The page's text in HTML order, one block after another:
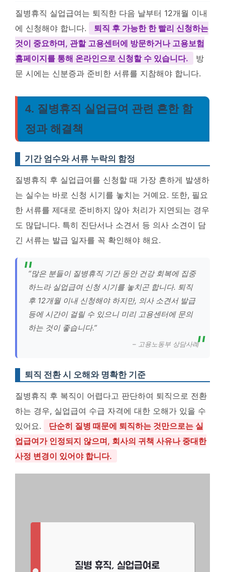
질병휴직 실업급여는 퇴직한 다음 날부터 12개월 이내
에 신청해야 합니다.
퇴직 후 가능한 한 빨리 신청하는
것이 중요하며, 관할 고용센터에 방문하거나 고용보험
홈페이지를 통해 온라인으로 신청할 수 있습니다.
방
문 시에는 신분증과 준비한 서류를 지참해야 합니다.
4. 질병휴직 실업급여 관련 흔한 함
정과 해결책
기간 엄수와 서류 누락의 함정
질병휴직 후 실업급여를 신청할 때 가장 흔하게 발생하
는 실수는 바로 신청 시기를 놓치는 거예요. 또한, 필요
한 서류를 제대로 준비하지 않아 처리가 지연되는 경우
도 많답니다. 특히 진단서나 소견서 등 의사 소견이 담
긴 서류는 발급 일자를 꼭 확인해야 해요.
“많은 분들이 질병휴직 기간 동안 건강 회복에 집중
하느라 실업급여 신청 시기를 놓치곤 합니다. 퇴직
후 12개월 이내 신청해야 하지만, 의사 소견서 발급
등에 시간이 걸릴 수 있으니 미리 고용센터에 문의
하는 것이 좋습니다.”
– 고용노동부 상담사례
퇴직 전환 시 오해와 명확한 기준
질병휴직 후 복직이 어렵다고 판단하여 퇴직으로 전환
하는 경우, 실업급여 수급 자격에 대한 오해가 있을 수
있어요.
단순히 질병 때문에 퇴직하는 것만으로는 실
업급여가 인정되지 않으며, 회사의 귀책 사유나 중대한
사정 변경이 있어야 합니다.